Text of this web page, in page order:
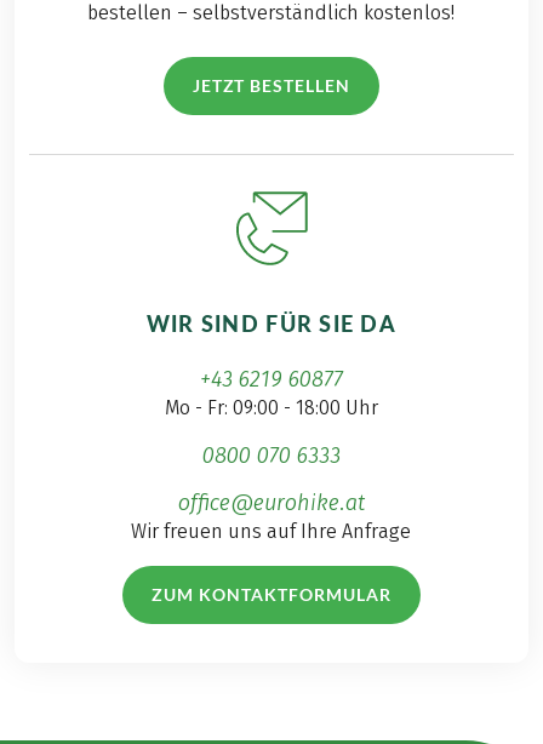
bestellen – selbstverständlich kostenlos!
JETZT BESTELLEN
WIR SIND FÜR SIE DA
+43 6219 60877
Mo - Fr: 09:00 - 18:00 Uhr
0800 070 6333
office@eurohike.at
Wir freuen uns auf Ihre Anfrage
ZUM KONTAKTFORMULAR